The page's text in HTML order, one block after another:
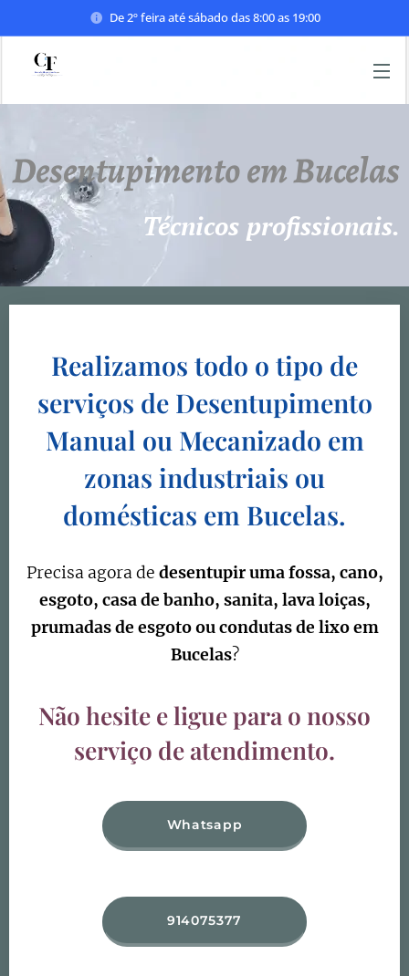
De 2º feira até sábado das 8:00 as 19:00
Desentupimento em Bucelas
Técnicos profissionais.
Realizamos todo o tipo de
serviços de Desentupimento
Manual ou Mecanizado em
zonas industriais ou
domésticas em Bucelas.
Precisa agora de desentupir uma fossa, cano,
esgoto, casa de banho, sanita, lava loiças,
prumadas de esgoto ou condutas de lixo em
Bucelas?
Não hesite e ligue para o nosso
serviço de atendimento.
Whatsapp
914075377